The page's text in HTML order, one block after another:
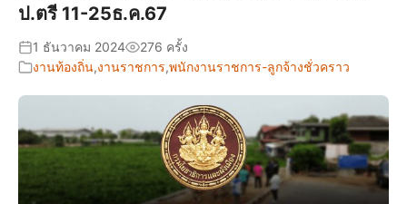
ป.ตรี 11-25ธ.ค.67
1 ธันวาคม 2024
276 ครั้ง
งานท้องถิ่น,งานราชการ,พนักงานราชการ-ลูกจ้างชั่วคราว